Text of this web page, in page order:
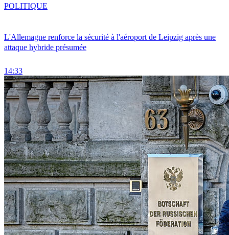
L'Allemagne renforce la sécurité à l'aéroport de Leipzig après une
attaque hybride présumée
14:33
POLITIQUE